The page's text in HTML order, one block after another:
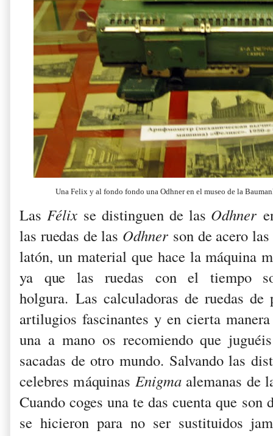
Una Felix y al fondo fondo una Odhner en el museo de la
Las Félixse distinguen de las Odhner
las ruedas de las Odhner son de acero las
latón, un material que hace la máquina
ya que las ruedas con el tiempo
holgura. Las calculadoras de ruedas
artilugios fascinantes y en cierta
una a mano os recomiendo que
sacadas de otro mundo. Salvando las
celebres máquinas Enigma alemanas de
Cuando coges una te das cuenta que son
se hicieron para no ser sustituidos